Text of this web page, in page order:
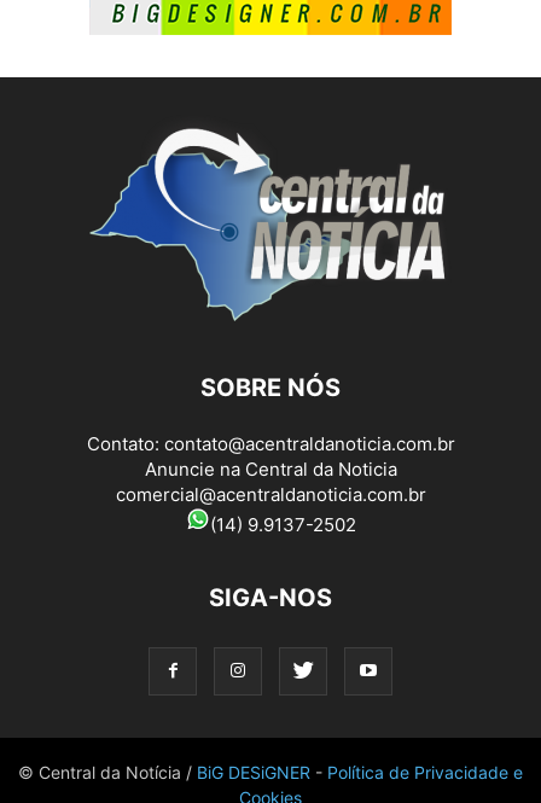
SOBRE NÓS
Contato: contato@acentraldanoticia.com.br
Anuncie na Central da Noticia
comercial@acentraldanoticia.com.br
(14) 9.9137-2502
SIGA-NOS
© Central da Notícia / BiG DESiGNER - Política de Privacidade e
Cookies